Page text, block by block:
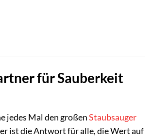
für Sauberkeit
jedes Mal den großenStaubsauger
ist die Antwort für alle, die Wert auf